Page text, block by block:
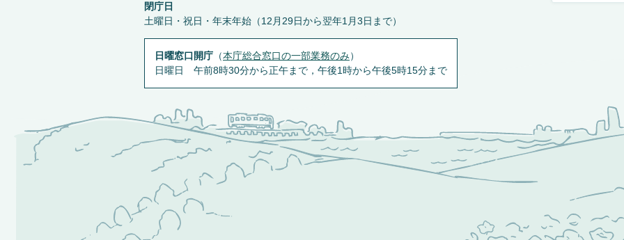
閉庁日
土曜日・祝日・年末年始（12月29日から翌年1月3日まで）
日曜窓口開庁 （本庁総合窓口の一部業務のみ）
日曜日 午前8時30分から正午まで，午後1時から午後5時15分まで